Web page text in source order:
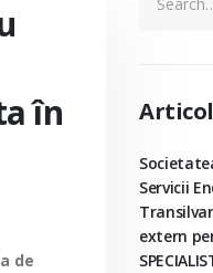
în
de
Servicii
extern